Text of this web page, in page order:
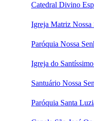
Catedral Divino
Igreja Matriz Nossa
Paróquia Nossa
Igreja do
Santuário Nossa
Paróquia Santa